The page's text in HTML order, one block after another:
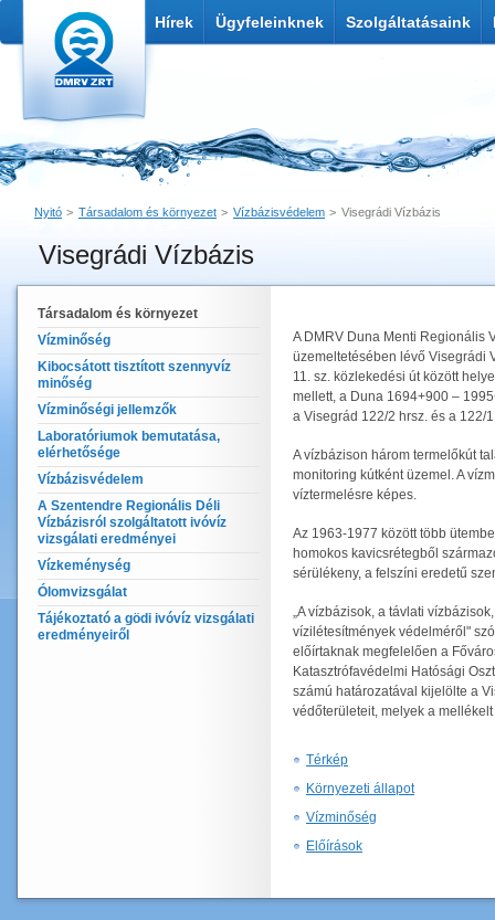
Hírek Ügyfeleinknek Szolgáltatásaink
Nyitó Társadalom és környezet Vízbázisvédelem Visegrádi Vízbázis
Visegrádi Vízbázis
Link küldése
Nyomtatás
Társadalom és környezet
Vízminőség
Kibocsátott tisztított szennyvíz
minőség
Vízminőségi jellemzők
Laboratóriumok bemutatása,
elérhetősége
Vízbázisvédelem
A Szentendre Regionális Déli
Vízbázisról szolgáltatott ivóvíz
vizsgálati eredményei
Vízkeménység
Ólomvizsgálat
Tájékoztató a gödi ivóvíz vizsgálati
eredményeiről
A DMRV Duna Menti Regionális
üzemeltetésében lévő Visegrádi
11. sz. közlekedési út között
mellett, a Duna 1694+900 –
a Visegrád 122/2 hrsz. és a 122/
A vízbázison három termelőkút
monitoring kútként üzemel. A
víztermelésre képes.
Az 1963-1977 között több
homokos kavicsrétegből
sérülékeny, a felszíni eredetű
„A vízbázisok, a távlati
vízilétesítmények védelméről"
előírtaknak megfelelően a
Katasztrófavédelmi Hatósági
számú határozatával kijelölte a
védőterületeit, melyek a
Térkép
Környezeti állapot
Vízminőség
Előírások